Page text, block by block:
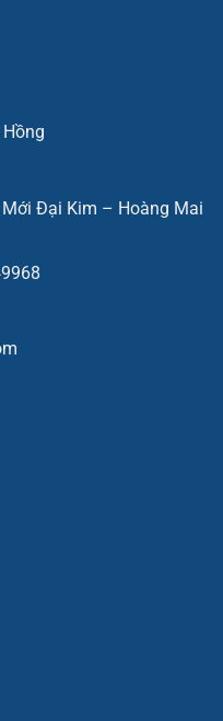
Đại Kim – Hoàng Mai